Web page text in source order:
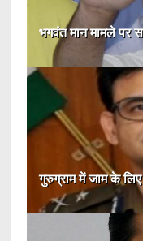
भगवंत मान मामले पर
गुरुग्राम में जाम के